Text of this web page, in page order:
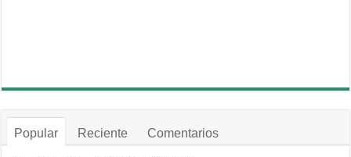
Popular Reciente Comentarios